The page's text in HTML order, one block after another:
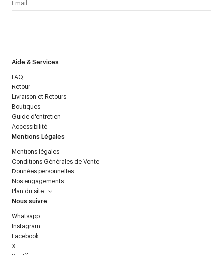
Aide & Services
FAQ
Retour
Livraison et Retours
Boutiques
Guide d'entretien
Accessibilité
Mentions Légales
Mentions légales
Conditions Générales de Vente
Données personnelles
Nos engagements
Plan du site
Nous suivre
Whatsapp
Instagram
Facebook
X